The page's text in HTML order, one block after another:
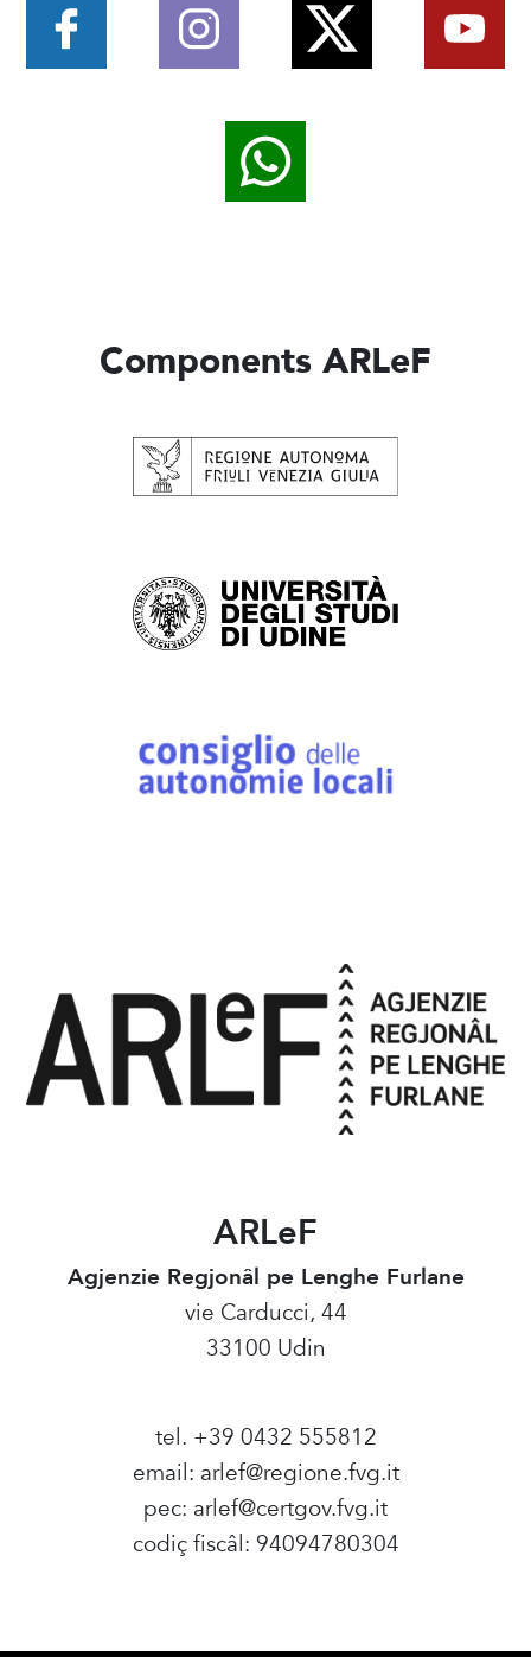
Components ARLeF
ARLeF
Agjenzie Regjonâl pe Lenghe Furlane
vie Carducci, 44
33100 Udin
tel. +39 0432 555812
email: arlef@regione.fvg.it
pec: arlef@certgov.fvg.it
codiç fiscâl: 94094780304